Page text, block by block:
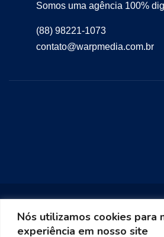
Nós utilizamos cookies para
experiência em nosso site
Somos uma agência 100%
(88) 98221-1073
contato@warpmedia.com.br